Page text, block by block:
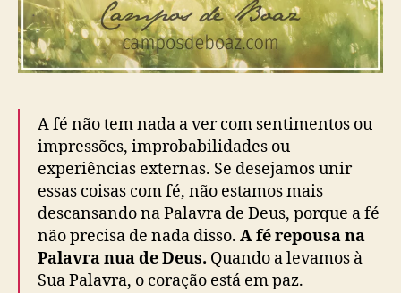
A fé não tem nada a ver com sentimentos ou
impressões, improbabilidades ou
experiências externas. Se desejamos unir
essas coisas com fé, não estamos mais
descansando na Palavra de Deus, porque a fé
não precisa de nada disso. A fé repousa na
Palavra nua de Deus. Quando a levamos à
Sua Palavra, o coração está em paz.